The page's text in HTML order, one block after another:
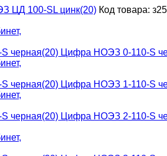
ЦД 100-SL цинк(20) Код товара:
,
Цифра НОЭЗ 0-110-S
,
Цифра НОЭЗ 1-110-S
,
Цифра НОЭЗ 2-110-S
,